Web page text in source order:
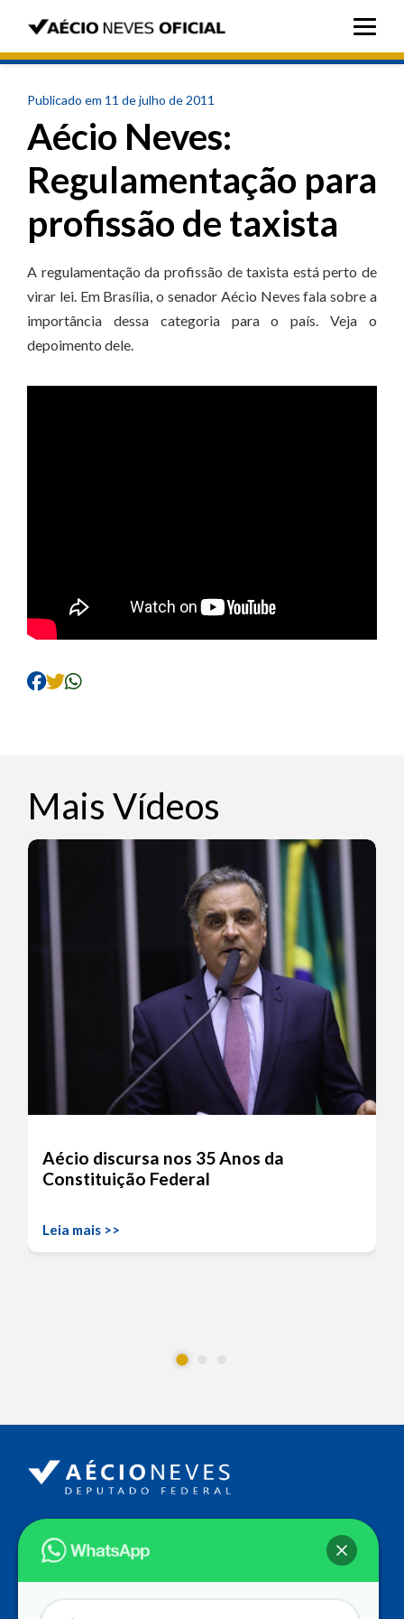
Publicado em 11 de julho de 2011
Aécio Neves:
Regulamentação para
profissão de taxista
A regulamentação da profissão de taxista está perto de
virar lei. Em Brasília, o senador Aécio Neves fala sobre a
importância dessa categoria para o país. Veja o
depoimento dele.
Mais Vídeos
Aécio discursa nos 35 Anos da
Constituição Federal
Leia mais >>
Endereço
Câmara dos Deputados
Ed. Principal, Ala C – Gabinete
Contato